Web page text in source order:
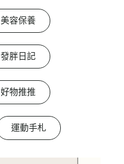
美容保養
發胖日記
好物推推
運動手札